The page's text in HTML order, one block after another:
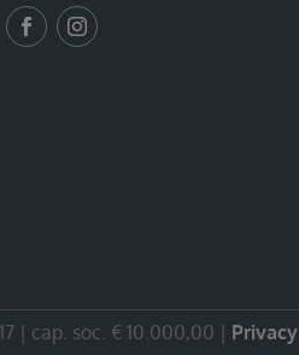
| cap. soc. € 10.000,00 | Privacy